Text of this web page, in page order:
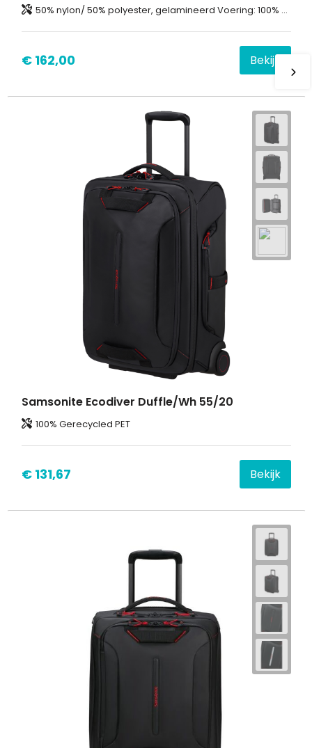
50% nylon/ 50% polyester, gelamineerd Voering: 100% polyester 150D pongee voering SBS-rits/ gespen + imitatie nylon band Trolleysysteem met aluminium buizen
€ 162,00 Bekijk
Samsonite Ecodiver Duffle/Wh 55/20
100% Gerecycled PET
€ 131,67 Bekijk